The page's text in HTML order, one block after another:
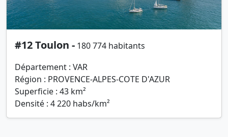
#12 Toulon - 180 774 habitants
Département : VAR
Région : PROVENCE-ALPES-COTE D'AZUR
Superficie : 43 km²
Densité : 4 220 habs/km²